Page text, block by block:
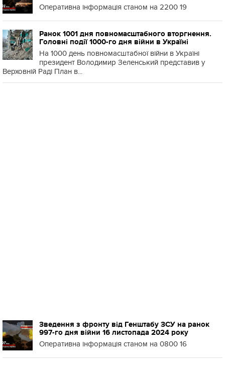
Оперативна інформація станом на 2200 19
Ранок 1001 дня повномасштабного вторгнення.
Головні події 1000-го дня війни в Україні
На 1000 день повномасштабної війни в Україні
президент Володимир Зеленський представив у
Верховній Раді План в...
Зведення з фронту від Генштабу ЗСУ на ранок
997-го дня війни 16 листопада 2024 року
Оперативна інформація станом на 0800 16